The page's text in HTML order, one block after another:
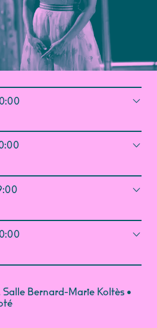
Salle Bernard-Marie Koltès •